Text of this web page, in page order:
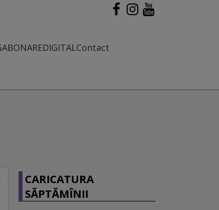
ABONAREDIGITALContact
CARICATURA
SĂPTĂMÎNII